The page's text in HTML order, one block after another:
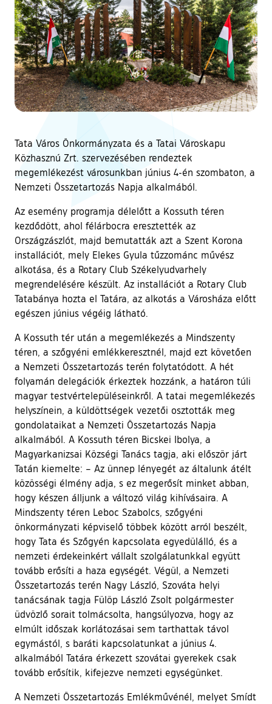
Tata Város Önkormányzata és a Tatai Városkapu
Közhasznú Zrt. szervezésében rendeztek
megemlékezést városunkban június 4-én szombaton, a
Nemzeti Összetartozás Napja alkalmából.
Az esemény programja délelőtt a Kossuth téren
kezdődött, ahol félárbocra eresztették az
Országzászlót, majd bemutatták azt a Szent Korona
installációt, mely Elekes Gyula tűzzománc művész
alkotása, és a Rotary Club Székelyudvarhely
megrendelésére készült. Az installációt a Rotary Club
Tatabánya hozta el Tatára, az alkotás a Városháza előtt
egészen június végéig látható.
A Kossuth tér után a megemlékezés a Mindszenty
téren, a szőgyéni emlékkeresztnél, majd ezt követően
a Nemzeti Összetartozás terén folytatódott. A hét
folyamán delegációk érkeztek hozzánk, a határon túli
magyar testvértelepüléseinkről. A tatai megemlékezés
helyszínein, a küldöttségek vezetői osztották meg
gondolataikat a Nemzeti Összetartozás Napja
alkalmából. A Kossuth téren Bicskei Ibolya, a
Magyarkanizsai Községi Tanács tagja, aki először járt
Tatán kiemelte: – Az ünnep lényegét az általunk átélt
közösségi élmény adja, s ez megerősít minket abban,
hogy készen álljunk a változó világ kihívásaira. A
Mindszenty téren Leboc Szabolcs, szőgyéni
önkormányzati képviselő többek között arról beszélt,
hogy Tata és Szőgyén kapcsolata egyedülálló, és a
nemzeti érdekeinkért vállalt szolgálatunkkal együtt
tovább erősíti a haza egységét. Végül, a Nemzeti
Összetartozás terén Nagy László, Szováta helyi
tanácsának tagja Fülöp László Zsolt polgármester
üdvözlő sorait tolmácsolta, hangsúlyozva, hogy az
elmúlt időszak korlátozásai sem tarthattak távol
egymástól, s baráti kapcsolatunkat a június 4.
alkalmából Tatára érkezett szovátai gyerekek csak
tovább erősítik, kifejezve nemzeti egységünket.
A Nemzeti Összetartozás Emlékművénél, melyet Smídt